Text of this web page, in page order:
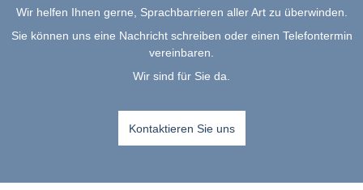
Wir helfen Ihnen gerne, Sprachbarrieren aller Art zu überwinden.
Sie können uns eine Nachricht schreiben oder einen Telefontermin
vereinbaren.
Wir sind für Sie da.
Kontaktieren Sie uns